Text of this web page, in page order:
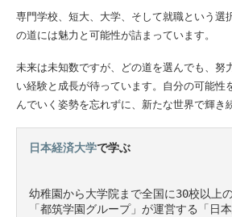
専門学校、短大、大学、そして就職という選
の道には魅力と可能性が詰まっています。
未来は未知数ですが、どの道を選んでも、努
い経験と成長が待っています。自分の可能性
んでいく姿勢を忘れずに、新たな世界で輝き
日本経済大学で学ぶ
幼稚園から大学院まで全国に30校以上
「都筑学園グループ」が運営する「日